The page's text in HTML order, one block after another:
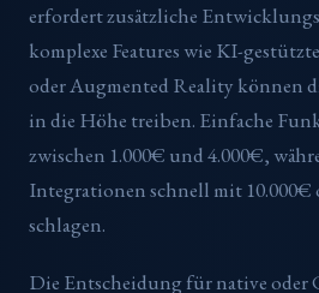
erfordert zusätzliche
komplexe Features wie KI-
oder Augmented Reality können
in die Höhe treiben. Einfache
zwischen 1.000€ und 4.000€,
Integrationen schnell mit 10.000€
schlagen.
Die Entscheidung für native oder